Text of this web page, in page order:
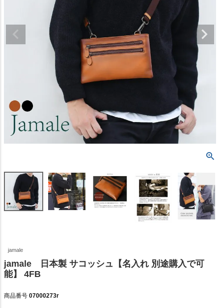
jamale
jamale 日本製 サコッシュ【名入れ 別途購入で可
能】 4FB
商品番号 07000273r